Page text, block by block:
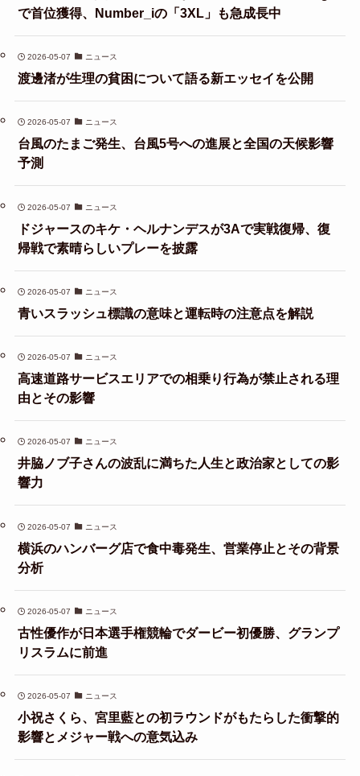
で首位獲得、Number_iの「3XL」も急成長中
2026-05-07 ニュース
渡邊渚が生理の貧困について語る新エッセイを公開
2026-05-07 ニュース
台風のたまご発生、台風5号への進展と全国の天候影響
予測
2026-05-07 ニュース
ドジャースのキケ・ヘルナンデスが3Aで実戦復帰、復
帰戦で素晴らしいプレーを披露
2026-05-07 ニュース
青いスラッシュ標識の意味と運転時の注意点を解説
2026-05-07 ニュース
高速道路サービスエリアでの相乗り行為が禁止される理
由とその影響
2026-05-07 ニュース
井脇ノブ子さんの波乱に満ちた人生と政治家としての影
響力
2026-05-07 ニュース
横浜のハンバーグ店で食中毒発生、営業停止とその背景
分析
2026-05-07 ニュース
古性優作が日本選手権競輪でダービー初優勝、グランプ
リスラムに前進
2026-05-07 ニュース
小祝さくら、宮里藍との初ラウンドがもたらした衝撃的
影響とメジャー戦への意気込み